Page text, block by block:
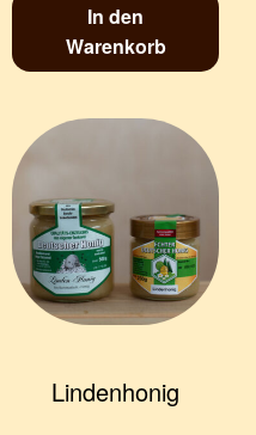
In den
Warenkorb
Lindenhonig